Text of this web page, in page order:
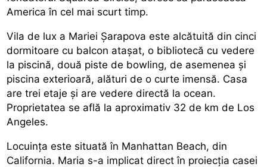
America în cel mai scurt timp.
Vila de lux a Mariei Șarapova este alcătuită din cinci
dormitoare cu balcon atașat, o bibliotecă cu vedere
la piscină, două piste de bowling, de asemenea și
piscina exterioară, alături de o curte imensă. Casa
are trei etaje și are vedere directă la ocean.
Proprietatea se află la aproximativ 32 de km de Los
Angeles.
Locuința este situată în Manhattan Beach, din
California. Maria s-a implicat direct în proiecția casei